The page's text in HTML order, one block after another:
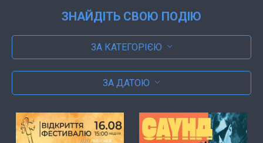
ЗНАЙДІТЬ СВОЮ ПОДІЮ
ЗА КАТЕГОРІЄЮ
ЗА ДАТОЮ